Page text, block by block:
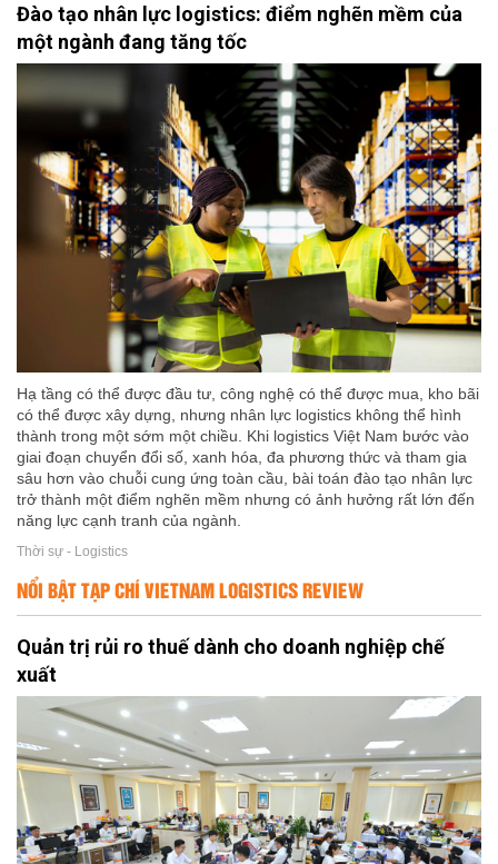
Đào tạo nhân lực logistics: điểm nghẽn mềm của
một ngành đang tăng tốc
Hạ tầng có thể được đầu tư, công nghệ có thể được mua, kho bãi
có thể được xây dựng, nhưng nhân lực logistics không thể hình
thành trong một sớm một chiều. Khi logistics Việt Nam bước vào
giai đoạn chuyển đổi số, xanh hóa, đa phương thức và tham gia
sâu hơn vào chuỗi cung ứng toàn cầu, bài toán đào tạo nhân lực
trở thành một điểm nghẽn mềm nhưng có ảnh hưởng rất lớn đến
năng lực cạnh tranh của ngành.
Thời sự - Logistics
NỔI BẬT TẠP CHÍ VIETNAM LOGISTICS REVIEW
Quản trị rủi ro thuế dành cho doanh nghiệp chế
xuất